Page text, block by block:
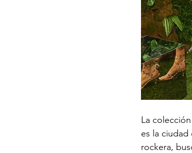
La
es la ciudad
rockera,